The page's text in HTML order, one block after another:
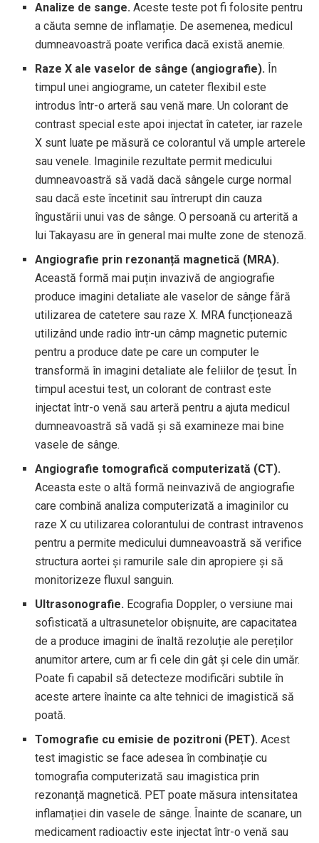
Analize de sange. Aceste teste pot fi folosite pentru
a căuta semne de inflamație. De asemenea, medicul
dumneavoastră poate verifica dacă există anemie.
Raze X ale vaselor de sânge (angiografie). În
timpul unei angiograme, un cateter flexibil este
introdus într-o arteră sau venă mare. Un colorant de
contrast special este apoi injectat în cateter, iar razele
X sunt luate pe măsură ce colorantul vă umple arterele
sau venele. Imaginile rezultate permit medicului
dumneavoastră să vadă dacă sângele curge normal
sau dacă este încetinit sau întrerupt din cauza
îngustării unui vas de sânge. O persoană cu arterită a
lui Takayasu are în general mai multe zone de stenoză.
Angiografie prin rezonanță magnetică (MRA).
Această formă mai puțin invazivă de angiografie
produce imagini detaliate ale vaselor de sânge fără
utilizarea de catetere sau raze X. MRA funcționează
utilizând unde radio într-un câmp magnetic puternic
pentru a produce date pe care un computer le
transformă în imagini detaliate ale feliilor de țesut. În
timpul acestui test, un colorant de contrast este
injectat într-o venă sau arteră pentru a ajuta medicul
dumneavoastră să vadă și să examineze mai bine
vasele de sânge.
Angiografie tomografică computerizată (CT).
Aceasta este o altă formă neinvazivă de angiografie
care combină analiza computerizată a imaginilor cu
raze X cu utilizarea colorantului de contrast intravenos
pentru a permite medicului dumneavoastră să verifice
structura aortei și ramurile sale din apropiere și să
monitorizeze fluxul sanguin.
Ultrasonografie. Ecografia Doppler, o versiune mai
sofisticată a ultrasunetelor obișnuite, are capacitatea
de a produce imagini de înaltă rezoluție ale pereților
anumitor artere, cum ar fi cele din gât și cele din umăr.
Poate fi capabil să detecteze modificări subtile în
aceste artere înainte ca alte tehnici de imagistică să
poată.
Tomografie cu emisie de pozitroni (PET). Acest
test imagistic se face adesea în combinație cu
tomografia computerizată sau imagistica prin
rezonanță magnetică. PET poate măsura intensitatea
inflamației din vasele de sânge. Înainte de scanare, un
medicament radioactiv este injectat într-o venă sau